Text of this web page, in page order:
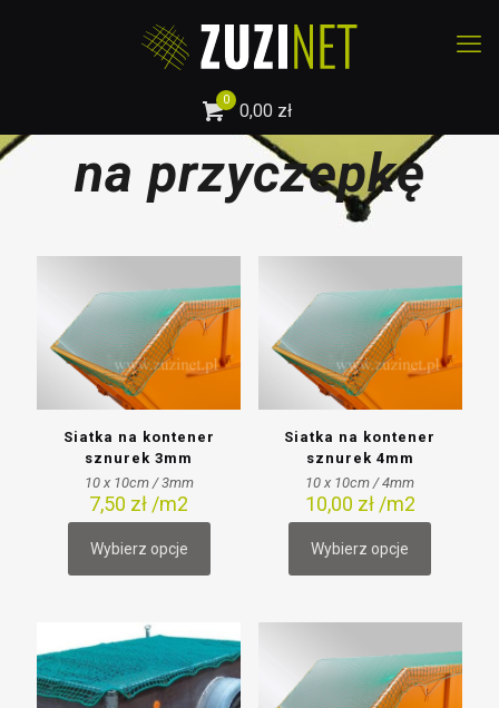
0
0,00 zł
na przyczepkę
Siatka na kontener
sznurek 3mm
10 x 10cm / 3mm
7,50 zł /m2
Wybierz opcje
Siatka na kontener
sznurek 4mm
10 x 10cm / 4mm
10,00 zł/m2
Wybierz opcje